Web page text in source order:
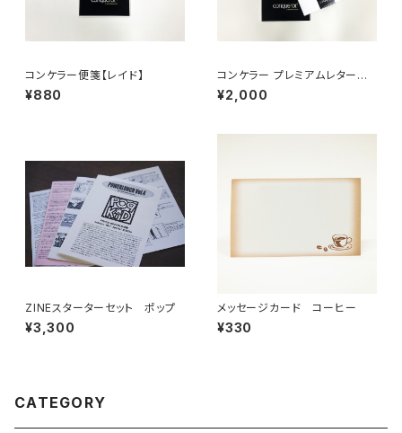
コンケラー便箋【レイド】
¥880
コンケラー プレミアムレターセッ
ト【レイド】
¥2,000
ZINEスターターセット ポップ
¥3,300
メッセージカード コーヒー
¥330
CATEGORY